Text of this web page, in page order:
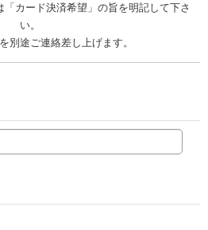
カード決済希望」の旨を明記して下さ
い。
別途ご連絡差し上げます。